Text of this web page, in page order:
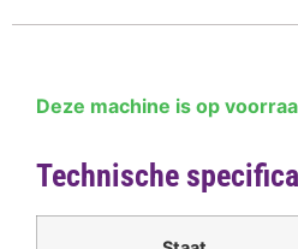
Deze machine is op
Technische